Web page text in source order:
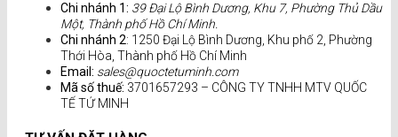
Chi nhánh 1: 39 Đại Lộ Bình Dương, Khu 7, Phường Thủ Dầu
Một, Thành phố Hồ Chí Minh.
Chi nhánh 2: 1250 Đại Lộ Bình Dương, Khu phố 2, Phường
Thới Hòa, Thành phố Hồ Chí Minh
Email: sales@quoctetuminh.com
Mã số thuế: 3701657293 – CÔNG TY TNHH MTV QUỐC
TẾ TỨ MINH